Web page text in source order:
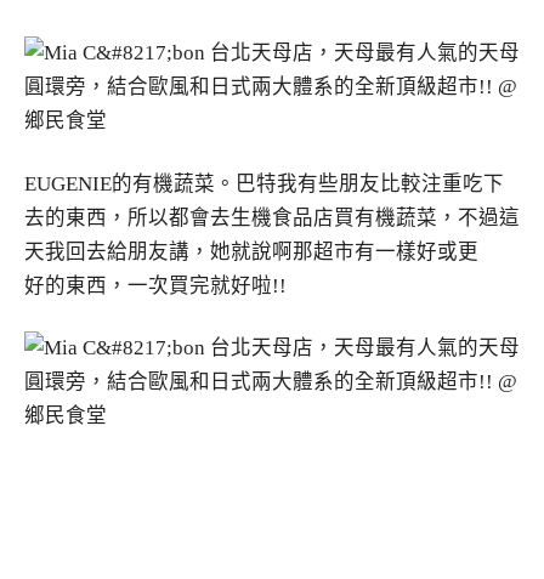
EUGENIE的有機蔬菜。巴特我有些朋友比較注重吃下
去的東西，所以都會去生機食品店買有機蔬菜，不過這
天我回去給朋友講，她就說啊那超市有一樣好或更
好的東西，一次買完就好啦!!